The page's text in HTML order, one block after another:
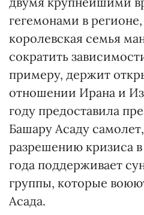
гегемонами в регионе,
королевская семья
сократить
примеру, держит
отношении Ирана и
году предоставила
Башару Асаду
разрешению кризиса в
года поддерживает
группы, которые
Асада.